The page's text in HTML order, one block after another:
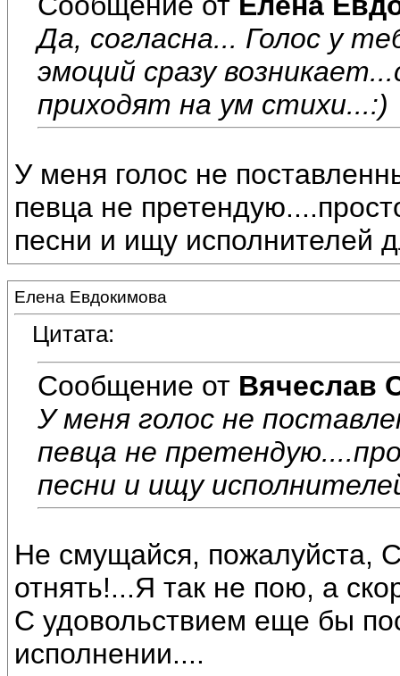
Да, согласна... Голос у
эмоций сразу
приходят на ум стихи...:)
У меня голос не
певца не
песни и ищу исполнителей
Елена Евдокимова
Цитата:
Сообщение от Вячеслав
У меня голос не
певца не
песни и ищу
Не смущайся, пожалуйста,
отнять!...Я так не пою, а
С удовольствием еще бы
исполнении....